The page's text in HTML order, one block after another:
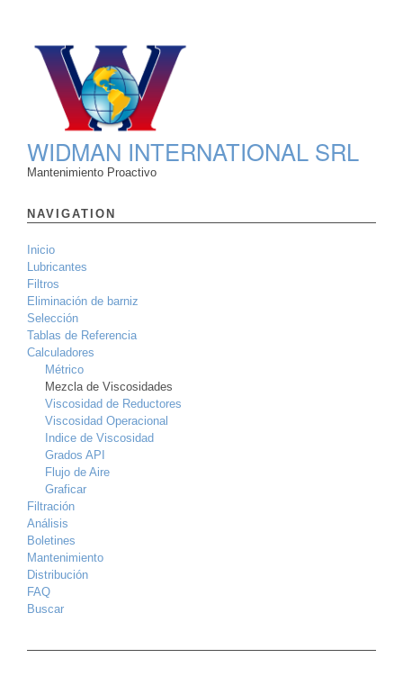
WIDMAN INTERNATIONAL SRL
Mantenimiento Proactivo
NAVIGATION
Inicio
Lubricantes
Filtros
Eliminación de barniz
Selección
Tablas de Referencia
Calculadores
Métrico
Mezcla de Viscosidades
Viscosidad de Reductores
Viscosidad Operacional
Indice de Viscosidad
Grados API
Flujo de Aire
Graficar
Filtración
Análisis
Boletines
Mantenimiento
Distribución
FAQ
Buscar